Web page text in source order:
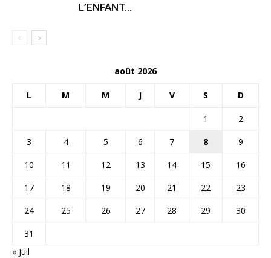
L’ENFANT...
août 2026
L M M J V S D
1
2
3
4 5 6 7 8
9
10
11 12 13 14 15
16
17
18 19 20 21 22
23
24
25 26 27 28 29
30
31
« Juil